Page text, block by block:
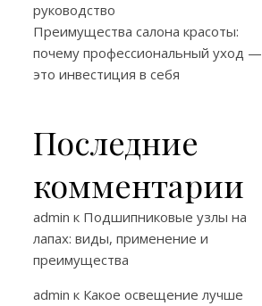
руководство
Преимущества салона красоты:
почему профессиональный уход —
это инвестиция в себя
Последние
комментарии
admin к Подшипниковые узлы на
лапах: виды, применение и
преимущества
admin к Какое освещение лучше